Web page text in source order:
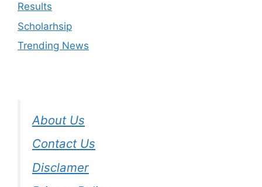
Results
Scholarhsip
Trending News
About Us
Contact Us
Disclamer